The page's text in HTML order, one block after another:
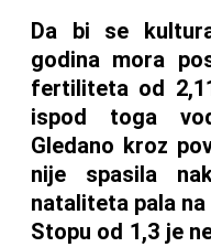
Da bi se
godina mora
fertiliteta od
ispod toga
Gledano kroz
nije spasila
nataliteta pala na
Stopu od 1,3 je